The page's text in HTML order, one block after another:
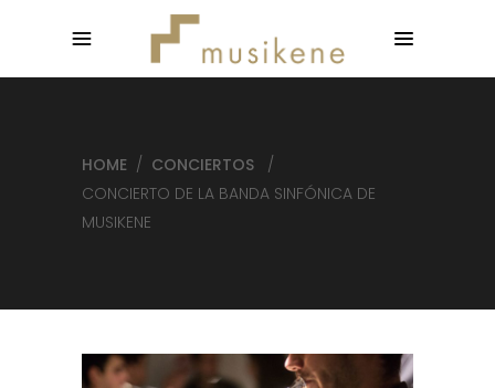
HOME / CONCIERTOS
/
CONCIERTO DE LA BANDA SINFÓNICA DE
MUSIKENE